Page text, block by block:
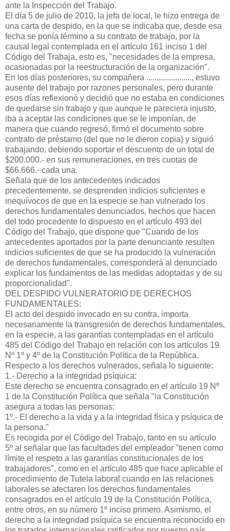
ante la Inspección del Trabajo.
El día 5 de julio de 2010, la jefa de local, le hizo entrega de
una carta de despido, en la que se indicaba que, desde esa
fecha se ponía término a su contrato de trabajo, por la
causal legal contemplada en el artículo 161 inciso 1 del
Código del Trabaja, esto es, "necesidades de la empresa,
ocasionadas por la reestructuración de la organización".
En los días posteriores, su compañera ......................, estuvo
ausente del trabajo por razones personales, pero durante
esos días reflexionó y decidió que no estaba en condiciones
de quedarse sin trabajo y que aunque le pareciera injusto,
iba a aceptar las condiciones que se le imponían, de
manera que cuando regresó, firmó el documento sobre
contrato de préstamo (del que no le dieron copia) y siguió
trabajando, debiendo soportar el descuento de un total de
$200.000.- en sus remuneraciones, en tres cuotas de
$66.666.- cada una.
Señala que de los antecedentes indicados
precedentemente, se desprenden indicios suficientes e
inequívocos de que en la especie se han vulnerado los
derechos fundamentales denunciados, hechos que hacen
del todo procedente lo dispuesto en el artículo 493 del
Código del Trabajo, que dispone que "Cuando de los
antecedentes aportados por la parte denunciante resulten
indicios suficientes de que se ha producido la vulneración
de derechos fundamentales, corresponderá al denunciado
explicar los fundamentos de las medidas adoptadas y de su
proporcionalidad".
DEL DESPIDO VULNERATORIO DE DERECHOS
FUNDAMENTALES:
El acto del despido invocado en su contra, importa
necesariamente la transgresión de derechos fundamentales,
en la especie, a las garantías contempladas en el artículo
485 del Código del Trabajo en relación con los artículos 19
Nº 1º y 4º de la Constitución Política de la República.
Respecto a los derechos vulnerados, señala lo siguiente:
1.- Derecho a la integridad psíquica:
Este derecho se encuentra consagrado en el artículo 19 Nº
1 de la Constitución Política que señala "la Constitución
asegura a todas las personas:
1º.- El derecho a la vida y a la integridad física y psíquica de
la persona."
Es recogida por el Código del Trabajo, tanto en su artículo
5º al señalar que las facultades del empleador "tienen como
límite el respeto a las garantías constitucionales de los
trabajadores", como en el artículo 485 que hace aplicable el
procedimiento de Tutela laboral cuando en las relaciones
laborales se afectaren los derechos fundamentales
consagrados en el artículo 19 de la Constitución Política,
entre otros, en su número 1º inciso primero. Asimismo, el
derecho a la integridad psíquica se encuentra reconocido en